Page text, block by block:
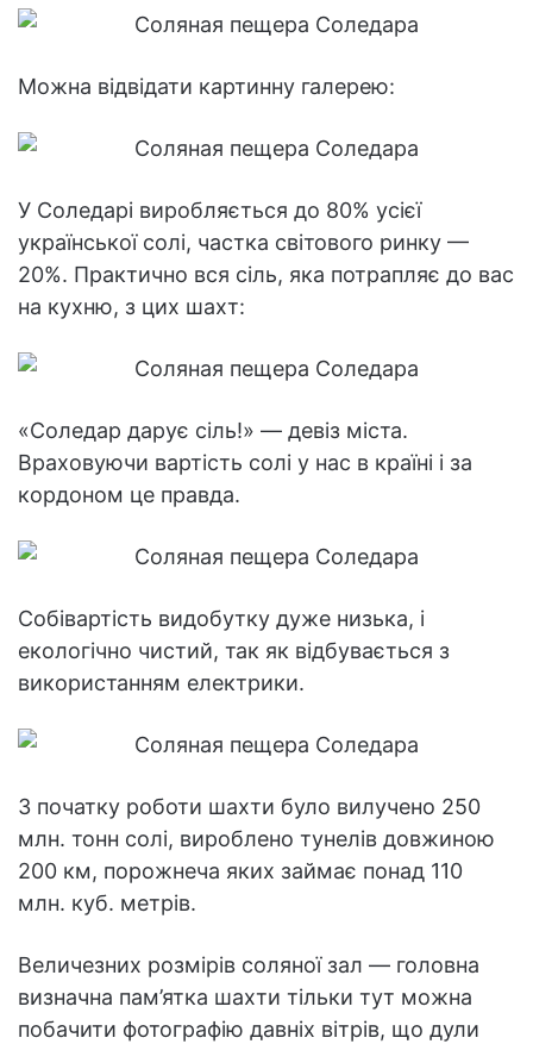
Можна відвідати картинну галерею:
У Соледарі виробляється до 80% усієї
української солі, частка світового ринку —
20%. Практично вся сіль, яка потрапляє до вас
на кухню, з цих шахт:
«Соледар дарує сіль!» — девіз міста.
Враховуючи вартість солі у нас в країні і за
кордоном це правда.
Собівартість видобутку дуже низька, і
екологічно чистий, так як відбувається з
використанням електрики.
З початку роботи шахти було вилучено 250
млн. тонн солі, вироблено тунелів довжиною
200 км, порожнеча яких займає понад 110
млн. куб. метрів.
Величезних розмірів соляної зал — головна
визначна пам’ятка шахти тільки тут можна
побачити фотографію давніх вітрів, що дули